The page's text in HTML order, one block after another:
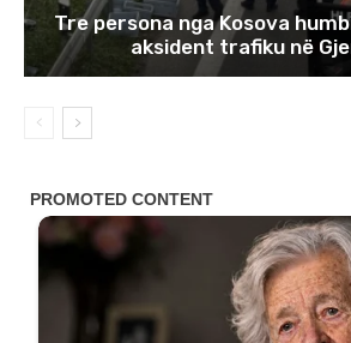
Tre persona nga Kosova
aksident trafiku në